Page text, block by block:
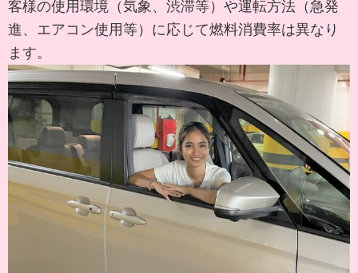
客様の使用環境（気象、渋滞等）や運転方法（急発
進、エアコン使用等）に応じて燃料消費率は異なり
ます。